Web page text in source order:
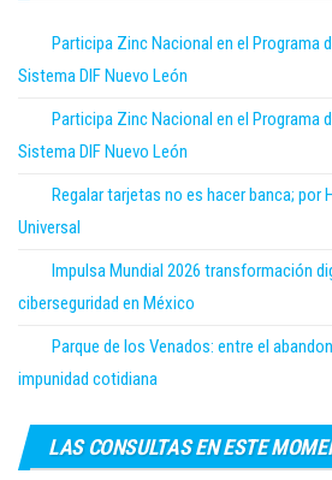
Participa Zinc Nacional en el Programa
Sistema DIF Nuevo León
Participa Zinc Nacional en el Programa
Sistema DIF Nuevo León
Regalar tarjetas no es hacer banca; por
Universal
Impulsa Mundial 2026 transformación
ciberseguridad en México
Parque de los Venados: entre el
impunidad cotidiana
LAS CONSULTAS EN ESTE